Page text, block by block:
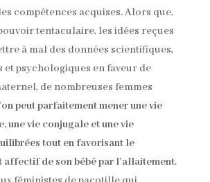
compétences acquises. Alors que,
tentaculaire, les idées reçues
à mal des données scientifiques,
et psychologiques en faveur de
de nombreuses femmes
on peut parfaitement mener une vie
une vie conjugale et une vie
tout en favorisant le
affectif de son bébé par l’allaitement.